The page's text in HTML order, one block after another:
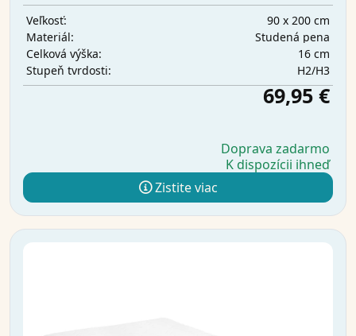
Veľkosť:
90 x 200 cm
Materiál:
Studená pena
Celková výška:
16 cm
Stupeň tvrdosti:
H2/H3
69,95 €
Doprava zadarmo
K dispozícii ihneď
Zistite viac